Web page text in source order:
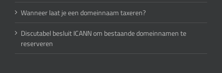
Wanneer laat je een domeinnaam taxeren?
Discutabel besluit ICANN om bestaande domeinnamen te
reserveren